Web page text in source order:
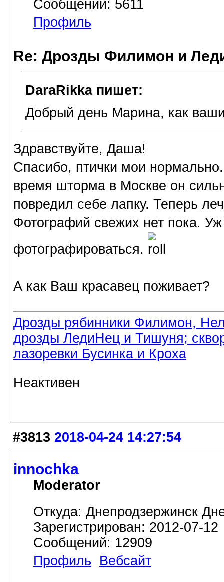
Сообщений: 5611
Профиль
Re: Дрозды Филимон и
DaraRikka пишет:
Добрый день Марина, как
Здравствуйте, Даша!
Спасибо, птички мои
время шторма в Москве он
повредил себе лапку. Теперь
Фотографий свежих нет пока.
фотографироваться.
А как Ваш красавец поживает?
Дрозды рябинники Филимон,
дрозды ЛедиНец и Тишуня;
лазоревки Бусинка и Кроха
Неактивен
#3813 2018-04-24 14:27:54
innochka
Moderator
Откуда: Днепродзержинск
Зарегистрирован: 2012-07-12
Сообщений: 12909
Профиль
Вебсайт